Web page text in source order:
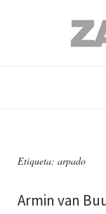
Etiqueta: arpado
Armin van